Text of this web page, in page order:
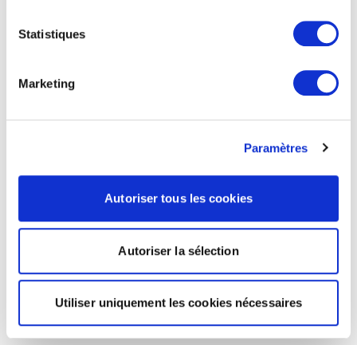
Statistiques
Marketing
Paramètres
Autoriser tous les cookies
Autoriser la sélection
Utiliser uniquement les cookies nécessaires